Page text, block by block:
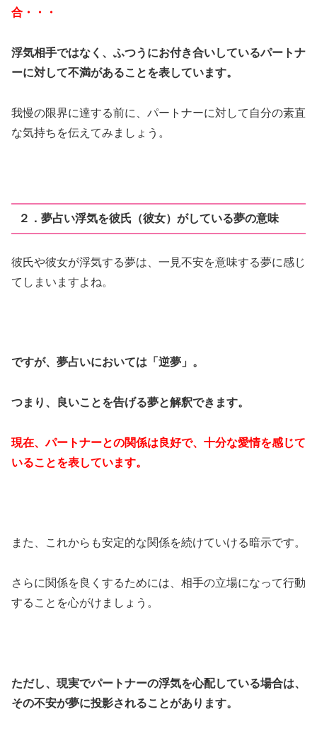
合・・・
浮気相手ではなく、ふつうにお付き合いしているパートナ
ーに対して不満があることを表しています。
我慢の限界に達する前に、パートナーに対して自分の素直
な気持ちを伝えてみましょう。
２．夢占い浮気を彼氏（彼女）がしている夢の意味
彼氏や彼女が浮気する夢は、一見不安を意味する夢に感じ
てしまいますよね。
ですが、夢占いにおいては「逆夢」。
つまり、良いことを告げる夢と解釈できます。
現在、パートナーとの関係は良好で、十分な愛情を感じて
いることを表しています。
また、これからも安定的な関係を続けていける暗示です。
さらに関係を良くするためには、相手の立場になって行動
することを心がけましょう。
ただし、現実でパートナーの浮気を心配している場合は、
その不安が夢に投影されることがあります。